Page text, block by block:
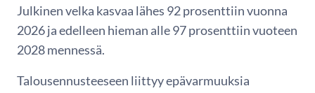
Julkinen velka kasvaa lähes 92 prosenttiin vuonna
2026 ja edelleen hieman alle 97 prosenttiin vuoteen
2028 mennessä.
Talousennusteeseen liittyy epävarmuuksia